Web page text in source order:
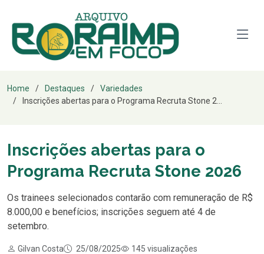
Home Destaques
Variedades
Inscrições abertas para o Programa Recruta Stone 2...
Inscrições abertas para o
Programa Recruta Stone 2026
Os trainees selecionados contarão com remuneração de R$
8.000,00 e benefícios; inscrições seguem até 4 de
setembro.
Gilvan Costa 25/08/2025
145 visualizações